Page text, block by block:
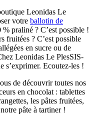
Leonidas Le
votre ballotin de
praliné ? C’est possible !
fruitées ? C’est possible
en sucre ou de
Leonidas Le PlesSIS-
s’exprimer. Ecoutez-les !
de découvrir toutes nos
en chocolat : tablettes
les pâtes fruitées,
pâte à tartiner !